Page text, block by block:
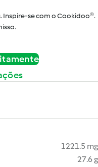
Inspire-se com o Cookidoo®.
1221.5 mg
27.6 g